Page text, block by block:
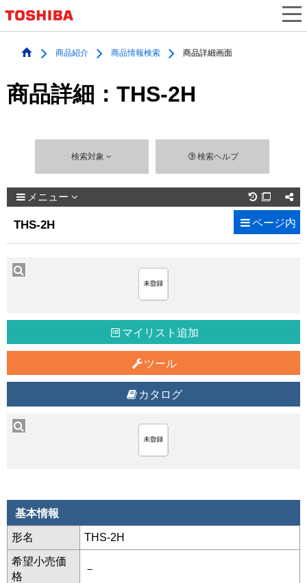
商品紹介 商品情報検索 商品詳細画面
商品詳細：THS-2H
検索対象 検索ヘルプ
メニュー 
THS-2H ページ内
マイリスト追加
ツール
カタログ
基本情報
形名 THS-2H
希望小売価
格
－